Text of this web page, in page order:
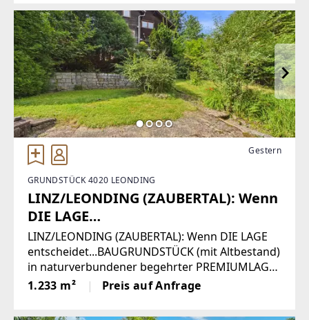
Gestern
GRUNDSTÜCK 4020 LEONDING
LINZ/LEONDING (ZAUBERTAL): Wenn
DIE LAGE
entscheidet...BAUGRUNDSTÜCK (mit
Altbestand) in naturverbundener
begehrter PREMIUMLAGE ...
LINZ/LEONDING (ZAUBERTAL): Wenn DIE LAGE
entscheidet...BAUGRUNDSTÜCK (mit Altbestand)
in naturverbundener begehrter PREMIUMLAGE
... Diese als Rarität zu bezeichnende
Liegenschaft befindet sich in naturverbundener
1.233 m² Preis auf Anfrage